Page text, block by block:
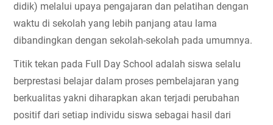
didik) melalui upaya pengajaran dan pelatihan dengan
waktu di sekolah yang lebih panjang atau lama
dibandingkan dengan sekolah-sekolah pada umumnya.
Titik tekan pada Full Day School adalah siswa selalu
berprestasi belajar dalam proses pembelajaran yang
berkualitas yakni diharapkan akan terjadi perubahan
positif dari setiap individu siswa sebagai hasil dari